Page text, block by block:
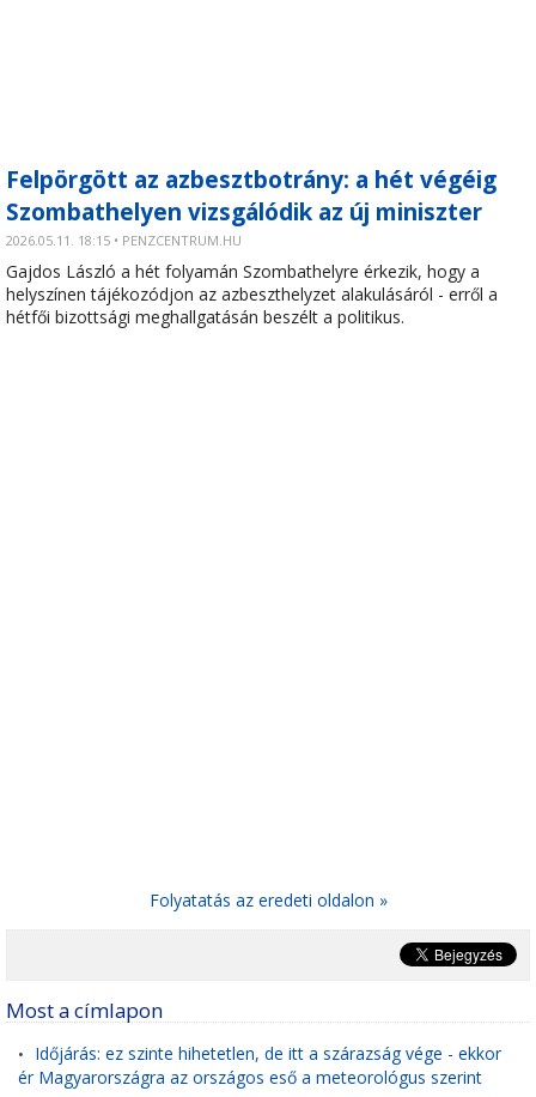
Felpörgött az azbesztbotrány: a hét végéig
Szombathelyen vizsgálódik az új miniszter
2026.05.11. 18:15 • PENZCENTRUM.HU
Gajdos László a hét folyamán Szombathelyre érkezik, hogy a
helyszínen tájékozódjon az azbeszthelyzet alakulásáról - erről a
hétfői bizottsági meghallgatásán beszélt a politikus.
Folyatatás az eredeti oldalon »
Most a címlapon
• Időjárás: ez szinte hihetetlen, de itt a szárazság vége - ekkor
ér Magyarországra az országos eső a meteorológus szerint